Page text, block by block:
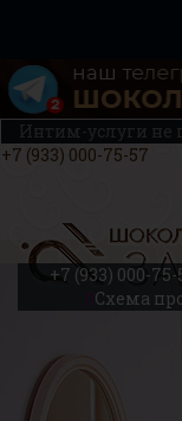
Интим-услуги не
+7 (933) 000-75-57
+7 (933) 000-75-
Схема